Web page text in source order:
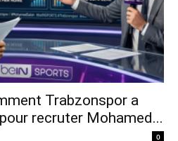
Trabzonspor a
recruter Mohamed...
0